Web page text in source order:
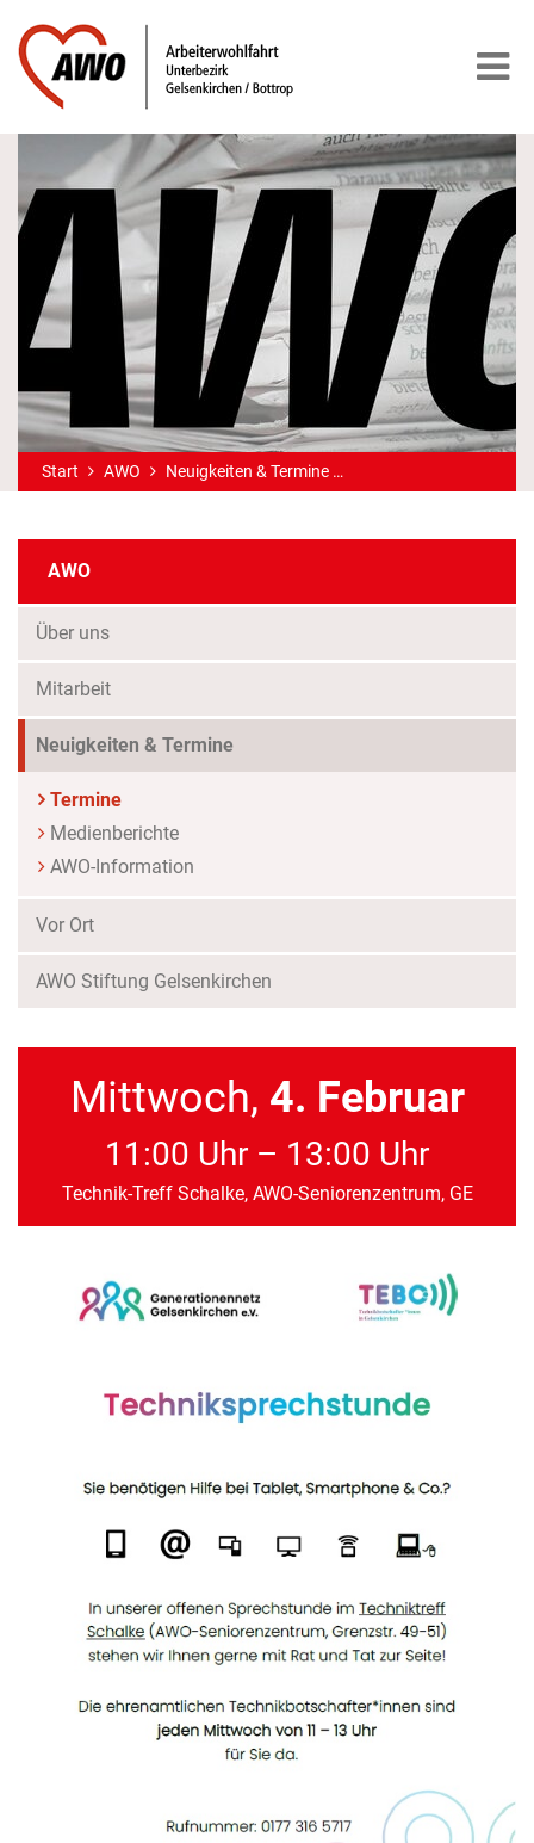
Start AWO Neuigkeiten & Termine
AWO
Über uns
Mitarbeit
Neuigkeiten & Termine
Termine
Medienberichte
AWO-Information
Vor Ort
AWO Stiftung Gelsenkirchen
Mittwoch, 4. Februar
11:00 Uhr – 13:00 Uhr
Technik-Treff Schalke, AWO-Seniorenzentrum, GE